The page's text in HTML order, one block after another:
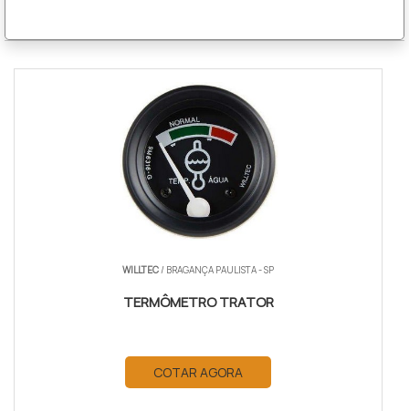
WILLTEC/ BRAGANÇA PAULISTA - SP
TERMÔMETRO TRATOR
COTAR AGORA